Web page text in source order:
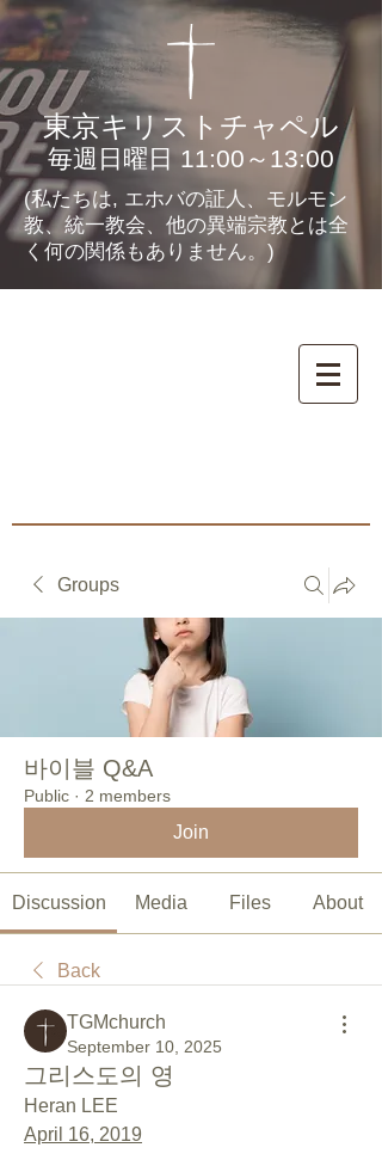
東京キリストチャペル
毎週日曜日 11:00～13:00
(私たちは, エホバの証人、モルモン
教、統一教会、他の異端宗教とは全
く何の関係もありません。)
Groups
바이블 Q&A
Public · 2 members
Join
Discussion Media Files About
Back
TGMchurch
September 10, 2025
그리스도의 영
Heran LEE
April 16, 2019